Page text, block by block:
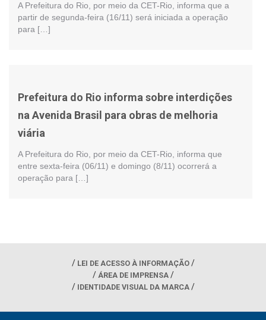
A Prefeitura do Rio, por meio da CET-Rio, informa que a
partir de segunda-feira (16/11) será iniciada a operação
para […]
Prefeitura do Rio informa sobre interdições
na Avenida Brasil para obras de melhoria
A Prefeitura do Rio, por meio da CET-Rio, informa que
entre sexta-feira (06/11) e domingo (8/11) ocorrerá a
operação para […]
LEI DE ACESSO À INFORMAÇÃO
ÁREA DE IMPRENSA
IDENTIDADE VISUAL DA MARCA